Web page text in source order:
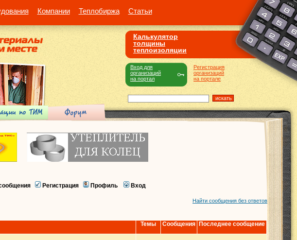
Компании Теплобиржа Статьи
Калькулятор
толщины
теплоизоляции
Регистрация
организаций
на портале
Вход для
организаций
на портал
Регистрация Профиль Вход
Найти сообщения без ответов
Темы Сообщения Последнее сообщение